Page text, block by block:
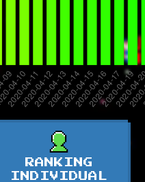
RANKING
INDIVIDUAL